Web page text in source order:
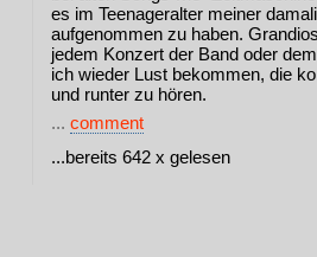
es im Teenageralter meiner
aufgenommen zu haben.
jedem Konzert der Band oder
ich wieder Lust bekommen, die
und runter zu hören.
... comment
...bereits 642 x gelesen